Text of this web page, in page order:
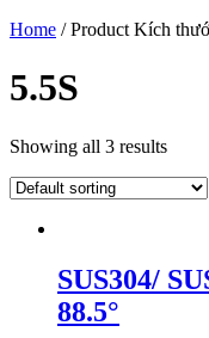
Home / Product Kích
5.5S
Showing all 3 results
SUS304/
88.5°